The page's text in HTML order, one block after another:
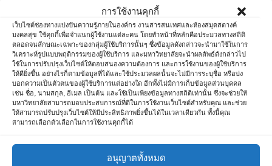
การใช้งานคุกกี้
เว็บไซต์ช่องทางแบ่งปันความรู้ภายในองค์กร งานสารสนเทศและห้องสมุดสตางค์
มงคลสุข ใช้คุกกี้เพื่อจำแนกผู้ใช้งานแต่ละคน โดยทำหน้าที่หลักคือประมวลทางสถิติ
ตลอดจนลักษณะเฉพาะของกลุ่มผู้ใช้บริการนั้นๆ ซึ่งข้อมูลดังกล่าวจะนำมาใช้ในการ
วิเคราะห์รูปแบบพฤติกรรมของผู้ใช้บริการ และมหาวิทยาลัยจะนำผลลัพธ์ดังกล่าวไป
ใช้ในการปรับปรุงเว็บไซต์ให้ตอบสนองความต้องการ และการใช้งานของผู้ใช้บริการ
ให้ดียิ่งขึ้น อย่างไรก็ตามข้อมูลที่ได้และใช้ประมวลผลนั้นจะไม่มีการระบุชื่อ หรือบ่ง
บอกความเป็นตัวตนของผู้ใช้บริการแต่อย่างใด อีกทั้งไม่มีการเก็บข้อมูลส่วนบุคคล
เช่น ชื่อ, นามสกุล, อีเมล เป็นต้น และใช้เป็นเพียงข้อมูลทางสถิติเท่านั้น ซึ่งจะช่วยให้
มหาวิทยาลัยสามารถมอบประสบการณ์ที่ดีในการใช้งานเว็บไซต์สำหรับคุณ และช่วย
ให้สามารถปรับปรุงเว็บไซต์ให้มีประสิทธิภาพยิ่งขึ้นได้ในเวลาเดียวกัน ทั้งนี้คุณ
สามารถเลือกตัวเลือกในการใช้งานคุกกี้ได้
อนุญาตทั้งหมด
สื่อสังคมออนไลน์
ห้องสมุด
ห้องสมุดกับการตลาด
อบรมวิชาการ
ไอที
Meta
Log in